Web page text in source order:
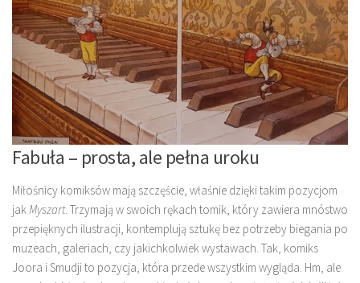
Fabuła – prosta, ale pełna uroku
Miłośnicy komiksów mają szczęście, właśnie dzięki takim pozycjom
jakMyszart. Trzymają w swoich rękach tomik, który zawiera mnóstwo
przepięknych ilustracji, kontemplują sztukę bez potrzeby biegania po
muzeach, galeriach, czy jakichkolwiek wystawach. Tak, komiks
Joora i Smudji to pozycja, która przede wszystkim wygląda. Hm, ale